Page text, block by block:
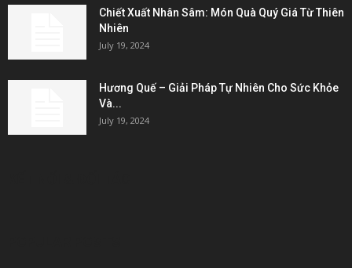
Chiết Xuất Nhân Sâm: Món Quà Quý Giá Từ Thiên
Nhiên
July 19, 2024
Hương Quế – Giải Pháp Tự Nhiên Cho Sức Khỏe
Và...
July 19, 2024